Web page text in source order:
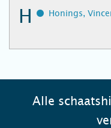
H Honings,
Alle